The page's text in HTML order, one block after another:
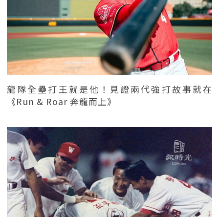
龍隊全壘打王就是他！見證兩代強打故事就在
《Run & Roar 奔龍而上》